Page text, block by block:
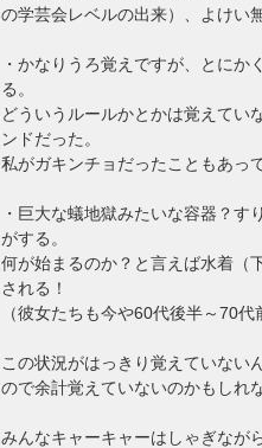
の学芸会レベルの出来）、よけい
・かなりうろ覚えですが、とに
る。
どういうルールかとかは覚えてい
ンドだった。
私がガキンチョだったこともあっ
・巨大な蟻地獄みたいな容器？
がする。
何が始まるのか？と言えば水着（
される！
（彼女たちも今や60代後半～70
この状況がはっきり覚えていない
ので余計覚えていないのかもしれな
みんなキャーキャーはしゃぎなが